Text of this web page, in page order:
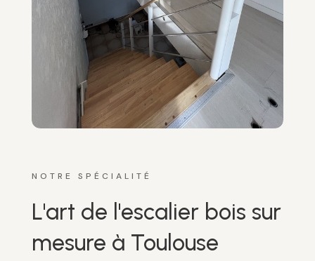
NOTRE SPÉCIALITÉ
L'art de l'escalier bois sur
mesure à Toulouse